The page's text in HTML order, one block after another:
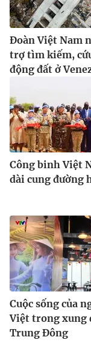
Đoàn Việt Nam
trợ tìm kiếm,
động đất ở
Công binh Việt
dài cung đường
Cuộc sống của
Việt trong xung
Trung Đông